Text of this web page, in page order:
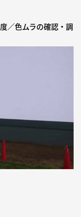
／色ムラの確認・調